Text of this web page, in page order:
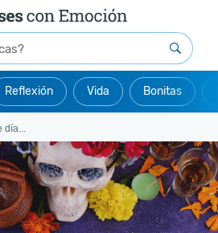
Reflexión Vida Bonitas
día...